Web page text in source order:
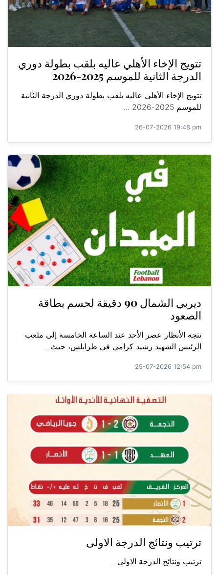
تتويج الإخاء الأهلي عاليه بلقب بطولة دوري
الدرجة الثانية للموسم 2025-2026
تتويج الإخاء الأهلي عاليه بلقب بطولة دوري الدرجة الثانية
للموسم 2025-2026 ...
26-07-2026 19:48 pm
ديربي الشمال 90 دقيقة لحسم بطاقة
الصعود
تتجه الأنظار عصر الأحد عند الساعة الخامسة إلى ملعب
الرئيس الشهيد رشيد كرامي في طرابلس، حيث...
25-07-2026 12:54 pm
ترتيب ونتائج الدرجة الاولى
ترتيب ونتائج الدرجة الاولى ...